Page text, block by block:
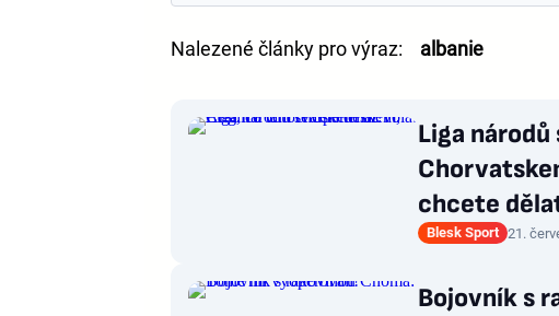
Nalezené články pro výraz: albanie
Liga národů
chcete
Blesk Sport 21.
Bojovník s